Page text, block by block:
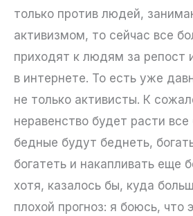
только против людей,
активизмом, то сейчас все
приходят к людям за репост
в интернете. То есть уже
не только активисты. К
неравенство будет расти
бедные будут беднеть,
богатеть и накапливать еще
хотя, казалось бы, куда
плохой прогноз: я боюсь, что